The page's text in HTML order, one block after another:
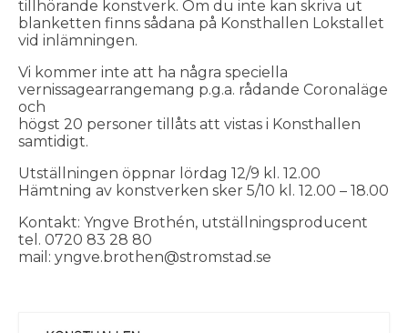
tillhörande konstverk. Om du inte kan skriva ut
blanketten finns sådana på Konsthallen Lokstallet
vid inlämningen.
Vi kommer inte att ha några speciella
vernissagearrangemang p.g.a. rådande Coronaläge
och
högst 20 personer tillåts att vistas i Konsthallen
samtidigt.
Utställningen öppnar lördag 12/9 kl. 12.00
Hämtning av konstverken sker 5/10 kl. 12.00 – 18.00
Kontakt: Yngve Brothén, utställningsproducent
tel. 0720 83 28 80
mail: yngve.brothen@stromstad.se